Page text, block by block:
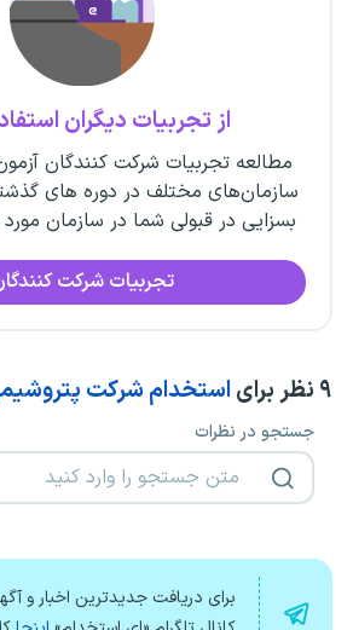
از تجربیات دیگران
مطالعه تجربیات شرکت کنندگان
سازمان‌های مختلف در دوره های
بسزایی در قبولی شما در سازمان
تجربیات شرکت
۹ نظر برای استخدام شرکت
جستجو در نظرات
برای دریافت جدیدترین اخبار و